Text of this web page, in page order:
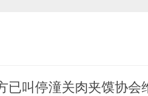
已叫停潼关肉夹馍协会